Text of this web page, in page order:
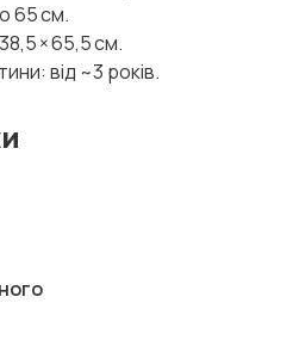
65 см.
× 65,5 см.
від ~3 років.